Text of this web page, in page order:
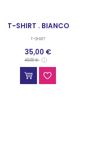
T-SHIRT . BIANCO
T-SHIRT
35,00 €
49,00 €